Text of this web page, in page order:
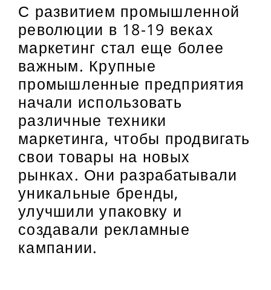
С развитием промышленной
революции в 18-19 веках
маркетинг стал еще более
важным. Крупные
промышленные предприятия
начали использовать
различные техники
маркетинга, чтобы продвигать
свои товары на новых
рынках. Они разрабатывали
уникальные бренды,
улучшили упаковку и
создавали рекламные
кампании.